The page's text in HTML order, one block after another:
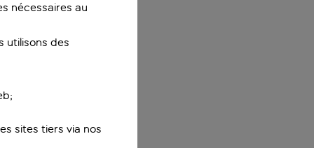
nécessaires au
utilisons des
sites tiers via nos